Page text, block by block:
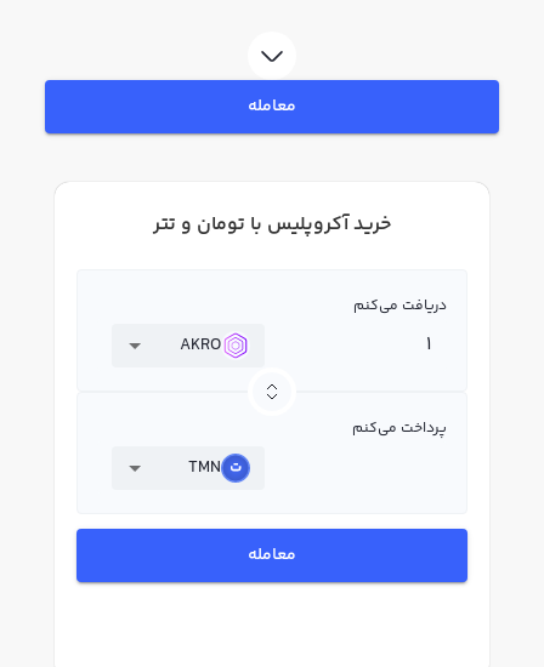
آکروپلیس AKRO بپردازید. در بازار رابکس، قیمت لحظه‌ای، نمودار و امکانات فروش
آکروپلیس نیز در دسترس شما قرار دارد تا بتوانید تصمیمات بهتری در معاملات خود
معامله
خرید آکروپلیس با تومان و تتر
دریافت می‌کنم
AKRO
پرداخت می‌کنم
TMN
معامله